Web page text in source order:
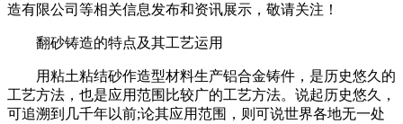
造有限公司等相关信息发布和资讯展示，敬请关注！
翻砂铸造的特点及其工艺运用
用粘土粘结砂作造型材料生产铝合金铸件，是历史悠久的
工艺方法，也是应用范围比较广的工艺方法。说起历史悠久，
可追溯到几千年以前;论其应用范围，则可说世界各地无一处